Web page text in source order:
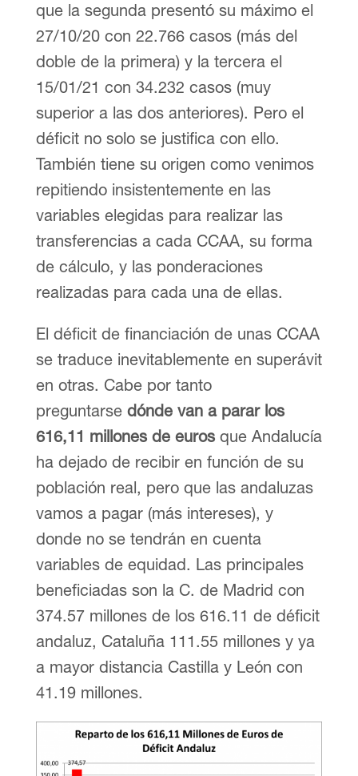
que la segunda presentó su máximo el
27/10/20 con 22.766 casos (más del
doble de la primera) y la tercera el
15/01/21 con 34.232 casos (muy
superior a las dos anteriores). Pero el
déficit no solo se justifica con ello.
También tiene su origen como venimos
repitiendo insistentemente en las
variables elegidas para realizar las
transferencias a cada CCAA, su forma
de cálculo, y las ponderaciones
realizadas para cada una de ellas.
El déficit de financiación de unas CCAA
se traduce inevitablemente en superávit
en otras. Cabe por tanto
preguntarse dónde van a parar los
616,11 millones de eurosque Andalucía
ha dejado de recibir en función de su
población real, pero que las andaluzas
vamos a pagar (más intereses), y
donde no se tendrán en cuenta
variables de equidad. Las principales
beneficiadas son la C. de Madrid con
374.57 millones de los 616.11 de déficit
andaluz, Cataluña 111.55 millones y ya
a mayor distancia Castilla y León con
41.19 millones.